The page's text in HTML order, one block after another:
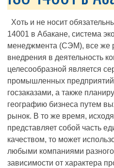
Хоть и не носит
14001 в Абакане, система
менеджмента (СЭМ), все же
внедрения в деятельность
целесообразной является
промышленных
госзаказами, а также
географию бизнеса путем
рынок. В то же время,
представляет собой часть
качеством, то может
любыми компаниями
зависимости от характера